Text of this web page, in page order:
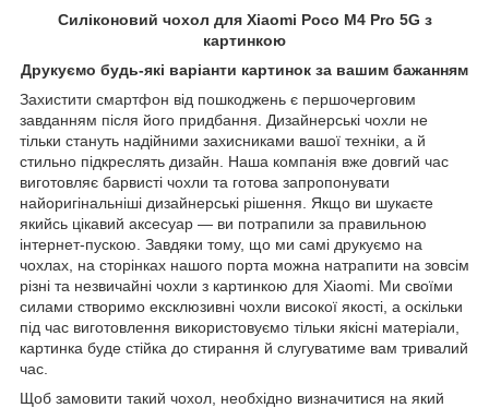
Силіконовий чохол для Xiaomi Poco M4 Pro 5G з
картинкою
Друкуємо будь-які варіанти картинок за вашим бажанням
Захистити смартфон від пошкоджень є першочерговим
завданням після його придбання. Дизайнерські чохли не
тільки стануть надійними захисниками вашої техніки, а й
стильно підкреслять дизайн. Наша компанія вже довгий час
виготовляє барвисті чохли та готова запропонувати
найоригінальніші дизайнерські рішення. Якщо ви шукаєте
якийсь цікавий аксесуар — ви потрапили за правильною
інтернет-пускою. Завдяки тому, що ми самі друкуємо на
чохлах, на сторінках нашого порта можна натрапити на зовсім
різні та незвичайні чохли з картинкою для Xiaomi. Ми своїми
силами створимо ексклюзивні чохли високої якості, а оскільки
під час виготовлення використовуємо тільки якісні матеріали,
картинка буде стійка до стирання й слугуватиме вам тривалий
час.
Щоб замовити такий чохол, необхідно визначитися на який